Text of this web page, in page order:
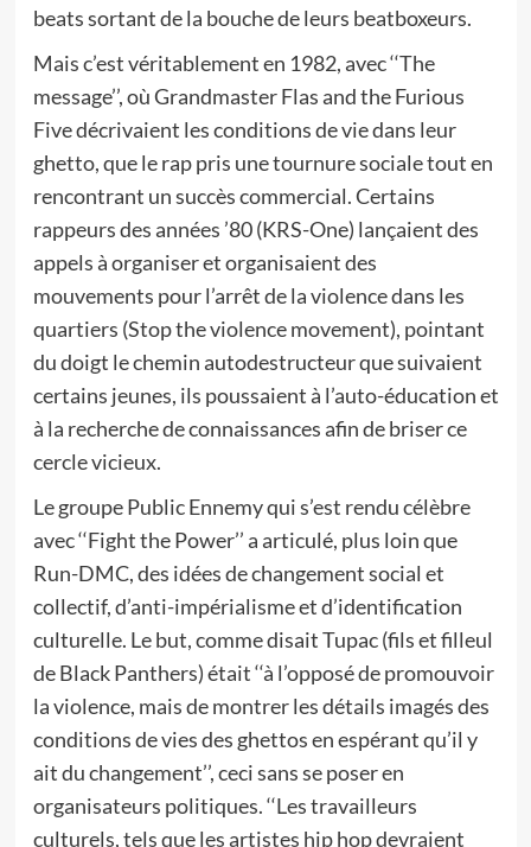
beats sortant de la bouche de leurs beatboxeurs.
Mais c’est véritablement en 1982, avec ‘‘The
message’’, où Grandmaster Flas and the Furious
Five décrivaient les conditions de vie dans leur
ghetto, que le rap pris une tournure sociale tout en
rencontrant un succès commercial. Certains
rappeurs des années ’80 (KRS-One) lançaient des
appels à organiser et organisaient des
mouvements pour l’arrêt de la violence dans les
quartiers (Stop the violence movement), pointant
du doigt le chemin autodestructeur que suivaient
certains jeunes, ils poussaient à l’auto-éducation et
à la recherche de connaissances afin de briser ce
cercle vicieux.
Le groupe Public Ennemy qui s’est rendu célèbre
avec ‘‘Fight the Power’’ a articulé, plus loin que
Run-DMC, des idées de changement social et
collectif, d’anti-impérialisme et d’identification
culturelle. Le but, comme disait Tupac (fils et filleul
de Black Panthers) était ‘‘à l’opposé de promouvoir
la violence, mais de montrer les détails imagés des
conditions de vies des ghettos en espérant qu’il y
ait du changement’’, ceci sans se poser en
organisateurs politiques. ‘‘Les travailleurs
culturels, tels que les artistes hip hop devraient